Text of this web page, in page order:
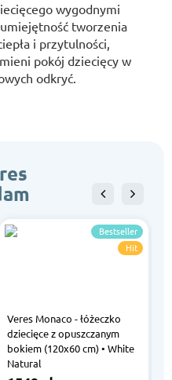
wygodnymi
tworzenia
i przytulności,
pokój dziecięcy w
odkryć.
Bestseller
Hit
Veres Monaco - łóżeczko
dziecięce z opuszczanym
bokiem (120x60 cm) • White
Natural